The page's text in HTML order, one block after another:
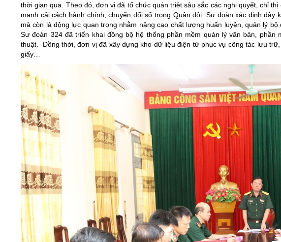
thời gian qua. Theo đó, đơn vị đã tổ chức quán triệt sâu sắc các nghị quyết, chỉ
mạnh cải cách hành chính, chuyển đổi số trong Quân đội. Sư đoàn xác định
mà còn là động lực quan trọng nhằm nâng cao chất lượng huấn luyện, quản lý
Sư đoàn 324 đã triển khai đồng bộ hệ thống phần mềm quản lý văn bản,
thuật. Đồng thời, đơn vị đã xây dựng kho dữ liệu điện tử phục vụ công tác lưu
giấy…